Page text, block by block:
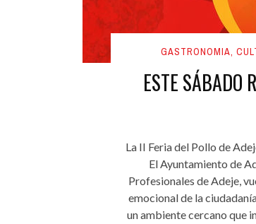
GASTRONOMIA,
ESTE SÁBADO
La II Feria del Pollo de
El Ayuntamiento de
Profesionales de Adeje,
emocional de la
un ambiente cercano que